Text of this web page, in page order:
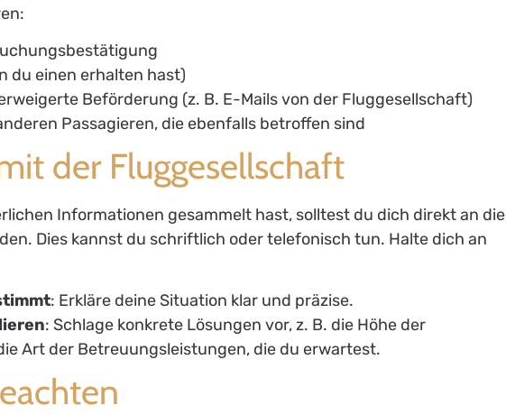
du einen erhalten hast)
Beförderung (z. B. E-Mails von der Fluggesellschaft)
Passagieren, die ebenfalls betroffen sind
der Fluggesellschaft
Informationen gesammelt hast, solltest du dich direkt an die
Dies kannst du schriftlich oder telefonisch tun. Halte dich an
: Erkläre deine Situation klar und präzise.
: Schlage konkrete Lösungen vor, z. B. die Höhe der
Art der Betreuungsleistungen, die du erwartest.